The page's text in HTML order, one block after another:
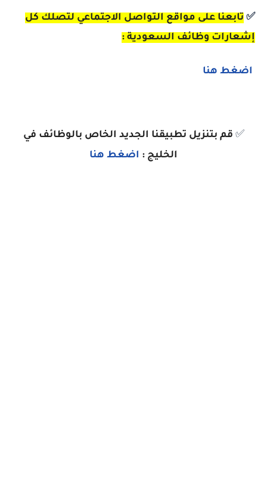
✅ تابعنا على مواقع التواصل الاجتماعي لتصلك كل
إشعارات وظائف السعودية :
اضغط هنا
✅ قم بتنزيل تطبيقنا الجديد الخاص بالوظائف في
الخليج : اضغط هنا